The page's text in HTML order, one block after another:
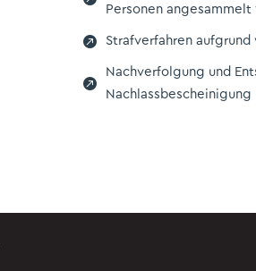
Personen angesammelt
 Strafverfahren

Nachverfolgung und